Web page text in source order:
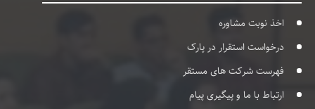
اخذ نوبت مشاوره
درخواست استقرار در پارک
فهرست شرکت های مستقر
ارتباط با ما و پیگیری پیام